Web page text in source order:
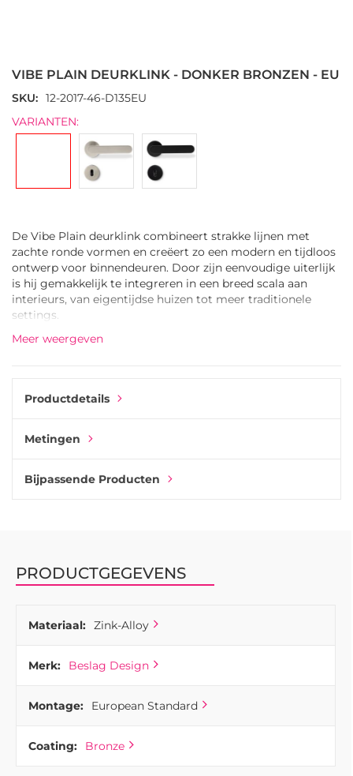
begin
van
afbeeldingen-
VIBE PLAIN DEURKLINK - DONKER BRONZEN - EU
SKU
12-2017-46-D135EU
VARIANTEN:
De Vibe Plain deurklink combineert strakke lijnen met
zachte ronde vormen en creëert zo een modern en tijdloos
ontwerp voor binnendeuren. Door zijn eenvoudige uiterlijk
is hij gemakkelijk te integreren in een breed scala aan
interieurs, van eigentijdse huizen tot meer traditionele
settings.
De handgreep heeft een gladde cilindrische greep die
eenvoud als alledaags praktisch nut.
en is ontworpen voor veelvuldig dagelijks gebruik. Het
minimalistische ontwerp van de handgreep aanvult en
bijdraagt aan de duurzame uitstraling.
Meer weergeven
Productdetails
Metingen
Bijpassende Producten
PRODUCTGEGEVENS
Materiaal: Zink-Alloy
Merk: Beslag Design
Montage: European Standard
Coating: Bronze